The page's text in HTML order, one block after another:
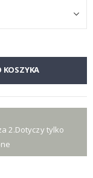
KOSZYKA
2.Dotyczy tylko